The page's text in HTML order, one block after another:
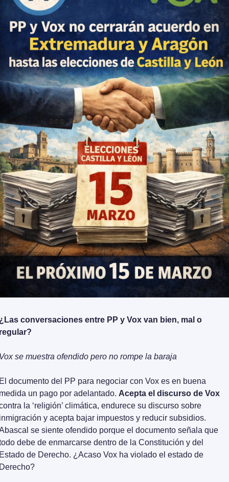
conversaciones entre PP y Vox van bien, mal o
se muestra ofendido pero no rompe la baraja
documento del PP para negociar con Vox es en buena
un pago por adelantado.
la ‘religión’ climática, endurece su discurso sobre
y acepta bajar impuestos y reducir subsidios.
se siente ofendido porque el documento señala que
debe de enmarcarse dentro de la Constitución y del
de Derecho. ¿Acaso Vox ha violado el estado de